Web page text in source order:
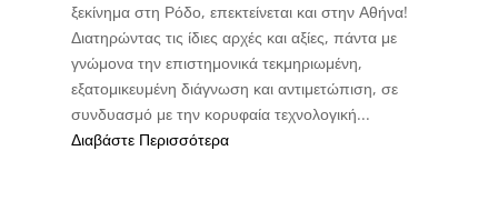
ξεκίνημα στη Ρόδο, επεκτείνεται και στην Αθήνα!
Διατηρώντας τις ίδιες αρχές και αξίες, πάντα με
γνώμονα την επιστημονικά τεκμηριωμένη,
εξατομικευμένη διάγνωση και αντιμετώπιση, σε
συνδυασμό με την κορυφαία τεχνολογική...
Διαβάστε Περισσότερα